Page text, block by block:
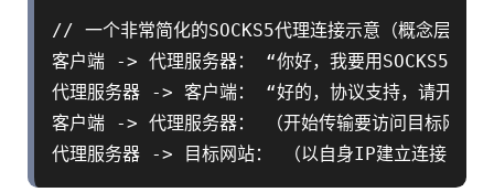
// 一个非常简化的SOCKS5代理连接示意（概念层面）
客户端 -> 代理服务器： “你好，我要用SOCKS5协议
代理服务器 -> 客户端： “好的，协议支持，请开始。
客户端 -> 代理服务器： （开始传输要访问目标网站